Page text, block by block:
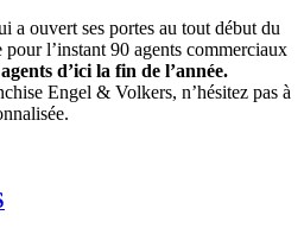
a ouvert ses portes au tout début du
l’instant 90 agents commerciaux
d’ici la fin de l’année.
Engel & Volkers, n’hésitez pas à